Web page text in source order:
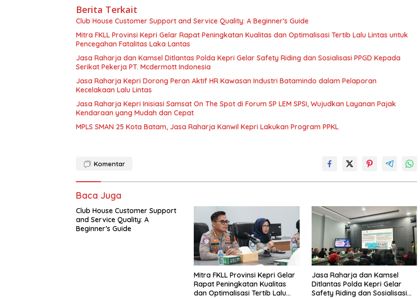
Berita Terkait
Club House Customer Support and Service Quality: A Beginner’s Guide
Mitra FKLL Provinsi Kepri Gelar Rapat Peningkatan Kualitas dan Optimalisasi Tertib Lalu Lintas untuk
Pencegahan Fatalitas Laka Lantas
Jasa Raharja dan Kamsel Ditlantas Polda Kepri Gelar Safety Riding dan Sosialisasi PPGD Kepada
Serikat Pekerja PT. Mcdermott Indonesia
Jasa Raharja Kepri Dorong Peran Aktif HR Kawasan Industri Batamindo dalam Pelaporan
Kecelakaan Lalu Lintas
Jasa Raharja Kepri Inisiasi Samsat On The Spot di Forum SP LEM SPSI, Wujudkan Layanan Pajak
Kendaraan yang Mudah dan Cepat
MPLS SMAN 25 Kota Batam, Jasa Raharja Kanwil Kepri Lakukan Program PPKL
Komentar
Baca Juga
Club House Customer Support
and Service Quality: A
Beginner’s Guide
Mitra FKLL Provinsi Kepri Gelar
Rapat Peningkatan Kualitas
dan Optimalisasi Tertib Lalu
Jasa Raharja dan Kamsel
Ditlantas Polda Kepri Gelar
Safety Riding dan Sosialisasi